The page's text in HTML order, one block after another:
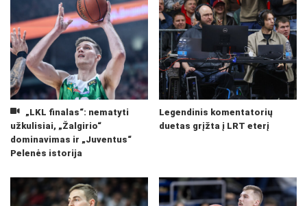
„LKL finalas“: nematyti
užkulisiai, „Žalgirio“
dominavimas ir „Juventus“
Pelenės istorija
Legendinis komentatorių
duetas grįžta į LRT eterį